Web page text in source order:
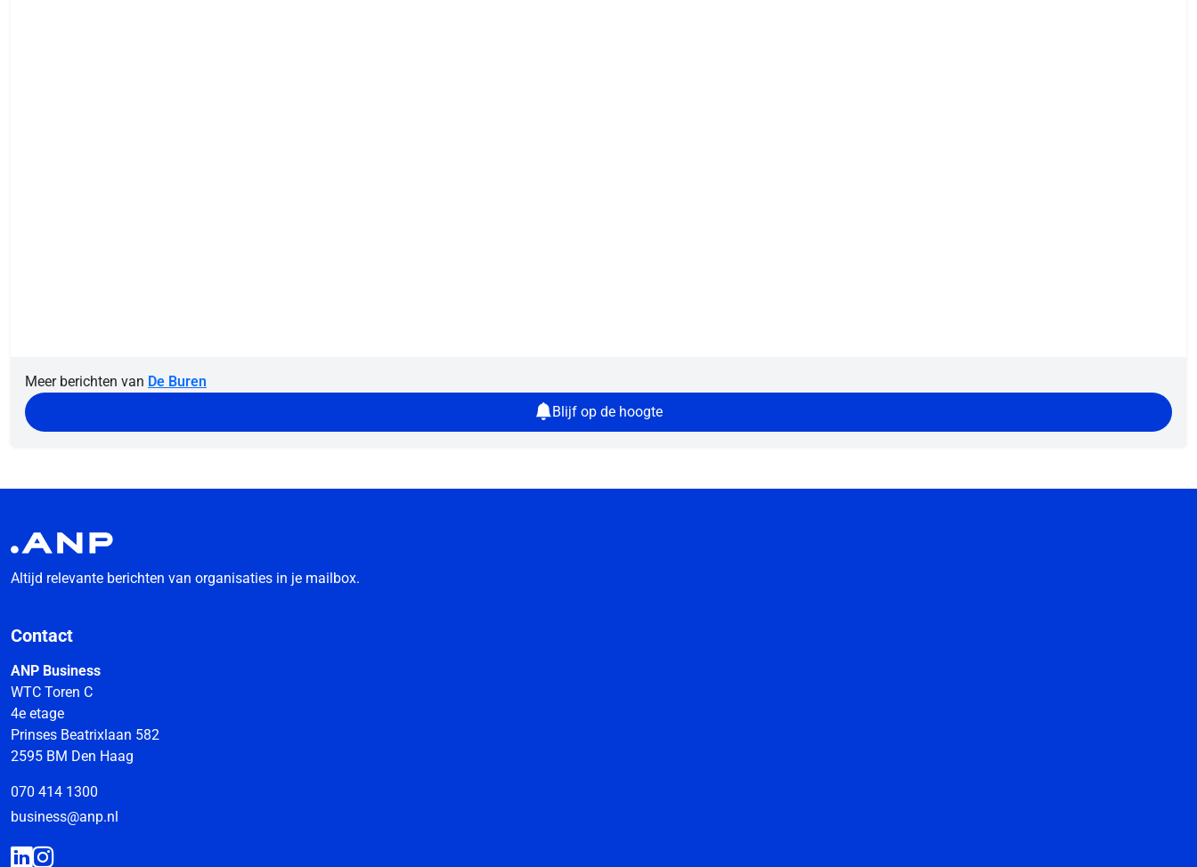
Meer berichten van De Buren
Blijf op de hoogte
Altijd relevante berichten van organisaties in je mailbox.
Contact
ANP Business
WTC Toren C
4e etage
Prinses Beatrixlaan 582
2595 BM Den Haag
070 414 1300
business@anp.nl